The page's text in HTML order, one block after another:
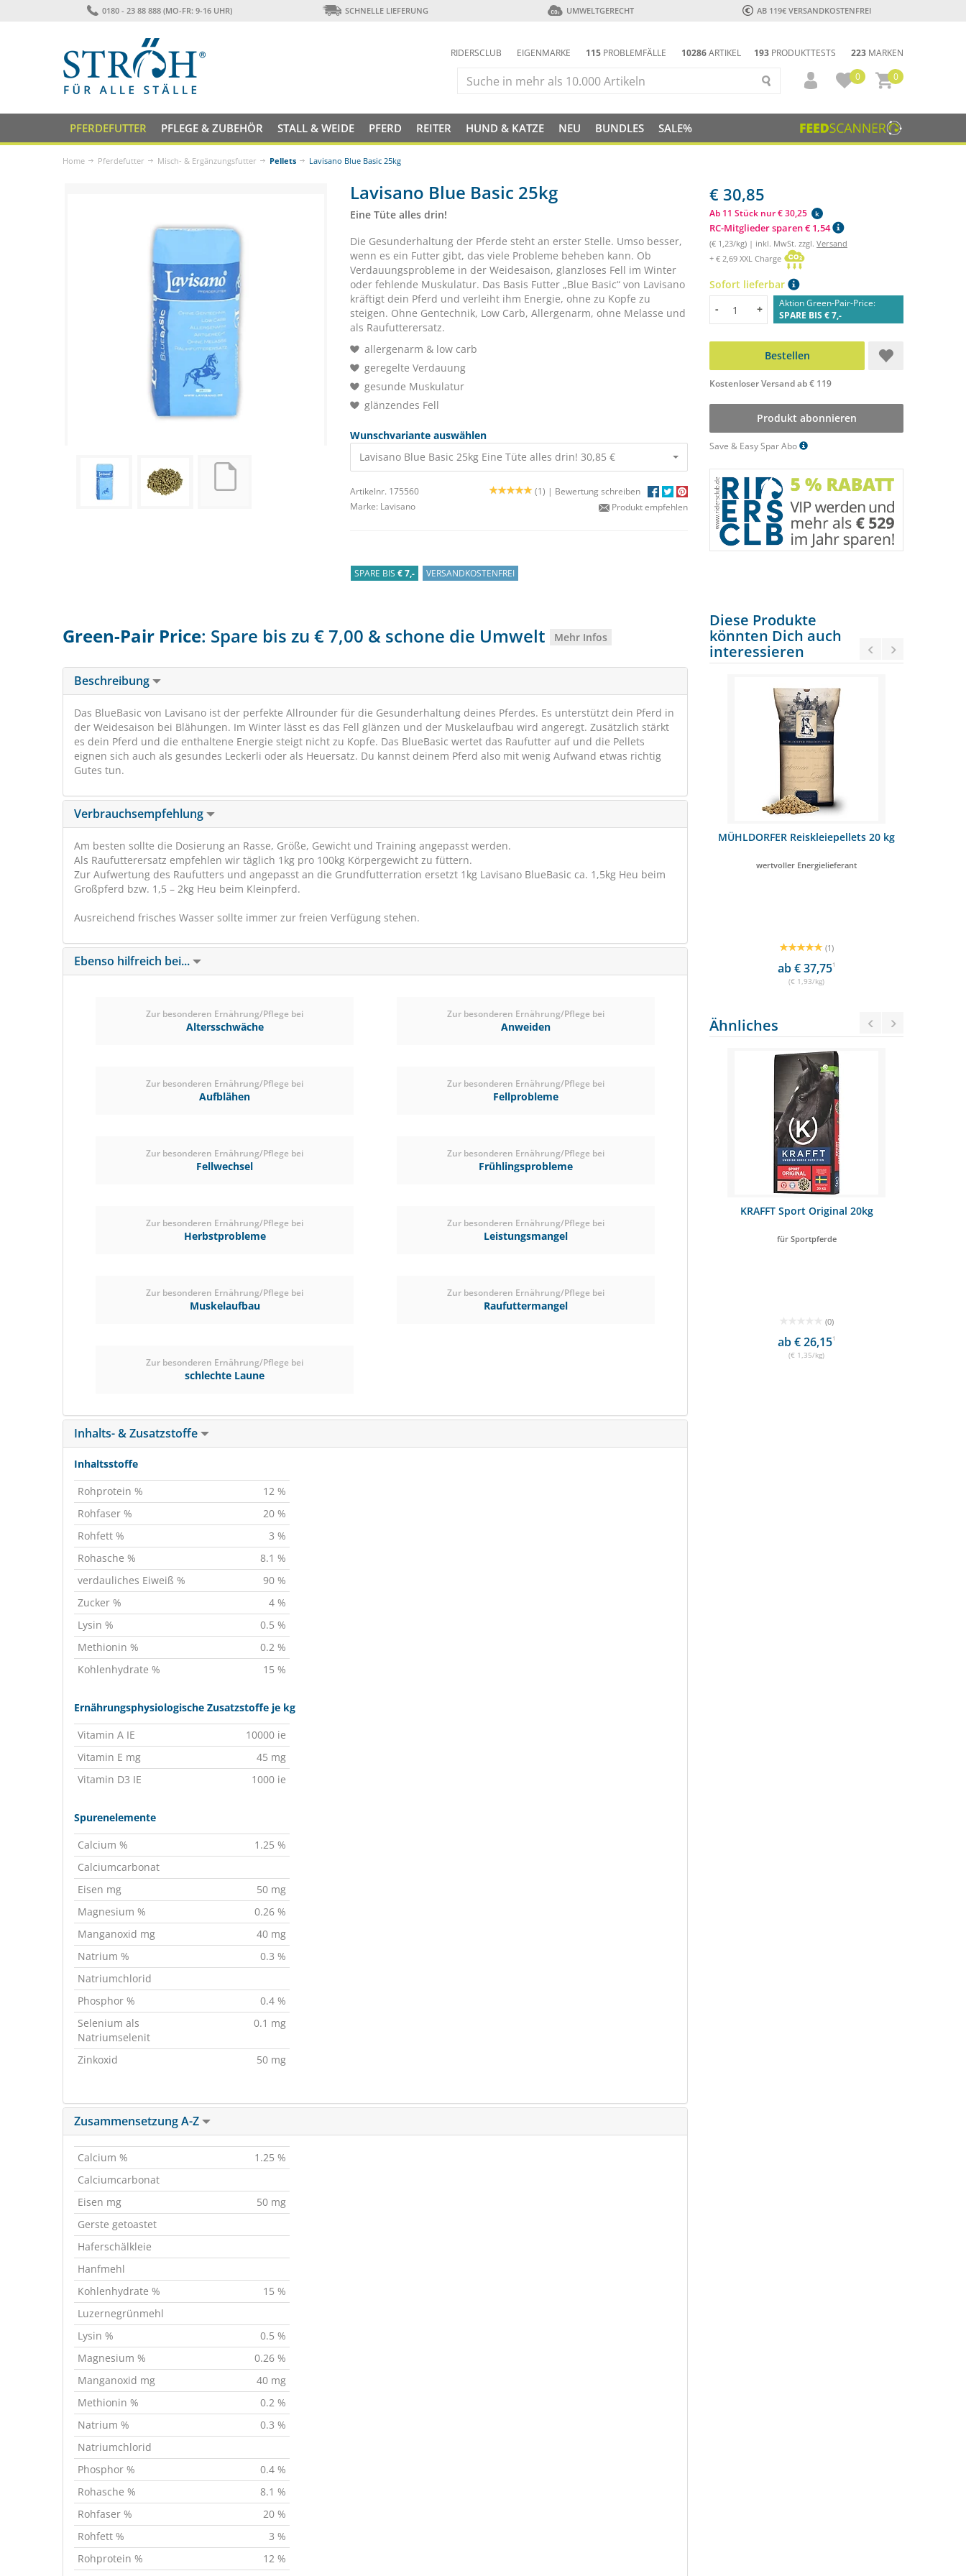
0180 - 23 88 888 (MO-FR: 9-16 UHR) SCHNELLE LIEFERUNG UMWELTGERECHT AB 119€ VERSANDKOSTENFREI
193 PRODUKTTESTS 223 MARKEN
RIDERSCLUB EIGENMARKE 115 PROBLEMFÄLLE 10286ARTIKEL
0
0
PFERDEFUTTER PFLEGE & ZUBEHÖR STALL & WEIDE PFERD REITER HUND & KATZE NEU BUNDLES SALE%
Home Pferdefutter Misch- & Ergänzungsfutter Pellets Lavisano Blue Basic 25kg
Lavisano Blue Basic 25kg
Eine Tüte alles drin!
Die Gesunderhaltung der Pferde steht an erster Stelle. Umso besser,
wenn es ein Futter gibt, das viele Probleme beheben kann. Ob
Verdauungsprobleme in der Weidesaison, glanzloses Fell im Winter
oder fehlende Muskulatur. Das Basis Futter „Blue Basic“ von Lavisano
kräftigt dein Pferd und verleiht ihm Energie, ohne zu Kopfe zu
steigen. Ohne Gentechnik, Low Carb, Allergenarm, ohne Melasse und
als Raufutterersatz.
allergenarm & low carb
geregelte Verdauung
gesunde Muskulatur
glänzendes Fell
Wunschvariante auswählen
Lavisano Blue Basic 25kg Eine Tüte alles drin! 30,85 €
Artikelnr. 175560 (1) | Bewertung schreiben
Marke: Lavisano Produkt empfehlen
€ 30,85
Ab 11 Stück nur € 30,25 k
RC-Mitglieder sparen € 1,54
(€ 1,23/kg) | inkl. MwSt. zzgl. Versand
+ € 2,69 XXL Charge
Sofort lieferbar
Menge
- +
Aktion Green-Pair-Price:
SPARE BIS € 7,-
Bestellen
Kostenloser Versand ab € 119
Produkt abonnieren
Save & Easy Spar Abo
SPARE BIS € 7,- VERSANDKOSTENFREI
Green-Pair Price: Spare bis zu € 7,00 & schone die Umwelt Mehr Infos
Beschreibung
Das BlueBasic von Lavisano ist der perfekte Allrounder für die Gesunderhaltung deines Pferdes. Es unterstützt dein Pferd in
der Weidesaison bei Blähungen. Im Winter lässt es das Fell glänzen und der Muskelaufbau wird angeregt. Zusätzlich stärkt
es dein Pferd und die enthaltene Energie steigt nicht zu Kopfe. Das BlueBasic wertet das Raufutter auf und die Pellets
eignen sich auch als gesundes Leckerli oder als Heuersatz. Du kannst deinem Pferd also mit wenig Aufwand etwas richtig
Gutes tun.
Verbrauchsempfehlung
Am besten sollte die Dosierung an Rasse, Größe, Gewicht und Training angepasst werden.
Als Raufutterersatz empfehlen wir täglich 1kg pro 100kg Körpergewicht zu füttern.
Zur Aufwertung des Raufutters und angepasst an die Grundfutterration ersetzt 1kg Lavisano BlueBasic ca. 1,5kg Heu beim
Großpferd bzw. 1,5 – 2kg Heu beim Kleinpferd.
Ausreichend frisches Wasser sollte immer zur freien Verfügung stehen.
Ebenso hilfreich bei...
Zur besonderen Ernährung/Pflege bei
Altersschwäche
Zur besonderen Ernährung/Pflege bei
Anweiden
Zur besonderen Ernährung/Pflege bei
Aufblähen
Zur besonderen Ernährung/Pflege bei
Fellprobleme
Zur besonderen Ernährung/Pflege bei
Fellwechsel
Zur besonderen Ernährung/Pflege bei
Frühlingsprobleme
Zur besonderen Ernährung/Pflege bei
Herbstprobleme
Zur besonderen Ernährung/Pflege bei
Leistungsmangel
Zur besonderen Ernährung/Pflege bei
Muskelaufbau
Zur besonderen Ernährung/Pflege bei
Raufuttermangel
Zur besonderen Ernährung/Pflege bei
schlechte Laune
Inhalts- & Zusatzstoffe
Inhaltsstoffe
Rohprotein %
12 %
Rohfaser %
20 %
Rohfett %
3 %
Rohasche %
8.1 %
verdauliches Eiweiß %
90 %
Zucker %
4 %
Lysin %
0.5 %
Methionin %
0.2 %
Kohlenhydrate %
15 %
Ernährungsphysiologische Zusatzstoffe je kg
Vitamin A IE
10000 ie
Vitamin E mg
45 mg
Vitamin D3 IE
1000 ie
Spurenelemente
Calcium %
1.25 %
Calciumcarbonat
Eisen mg
50 mg
Magnesium %
0.26 %
Manganoxid mg
40 mg
Natrium %
0.3 %
Natriumchlorid
Phosphor %
0.4 %
Selenium als
Natriumselenit
0.1 mg
Zinkoxid 50 mg
Zusammensetzung A-Z
Calcium %
1.25 %
Calciumcarbonat
Eisen mg
50 mg
Gerste getoastet
Haferschälkleie
Hanfmehl
Kohlenhydrate %
15 %
Luzernegrünmehl
Lysin %
0.5 %
Magnesium %
0.26 %
Manganoxid mg
40 mg
Methionin %
0.2 %
Natrium %
0.3 %
Natriumchlorid
Phosphor %
0.4 %
Rohasche %
8.1 %
Rohfaser %
20 %
Rohfett %
3 %
Rohprotein %
12 %
Diese Produkte
könnten Dich auch
interessieren
(29)
MÜHLDORFER Reiskleiepellets 20 kg
wertvoller Energielieferant
(1)
ab € 37,751
(€ 1,93/kg)
Ähnliches
Für Zucht-, Jung- und schlechtfuttrige Pferde
KRAFFT Sport Original 20kg
für Sportpferde
(0)
ab € 26,151
(€ 1,35/kg)